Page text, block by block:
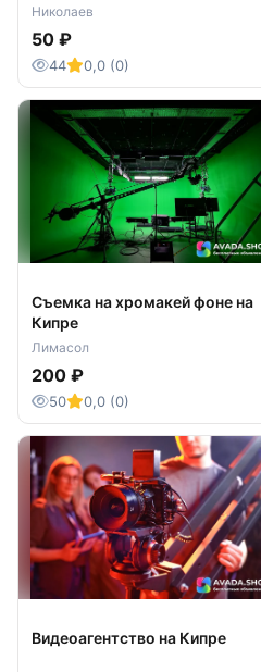
Николаев
50 ₽
44 0,0 (0)
Съемка на хромакей фоне на
Кипре
Лимасол
200 ₽
50 0,0 (0)
Видеоагентство на Кипре